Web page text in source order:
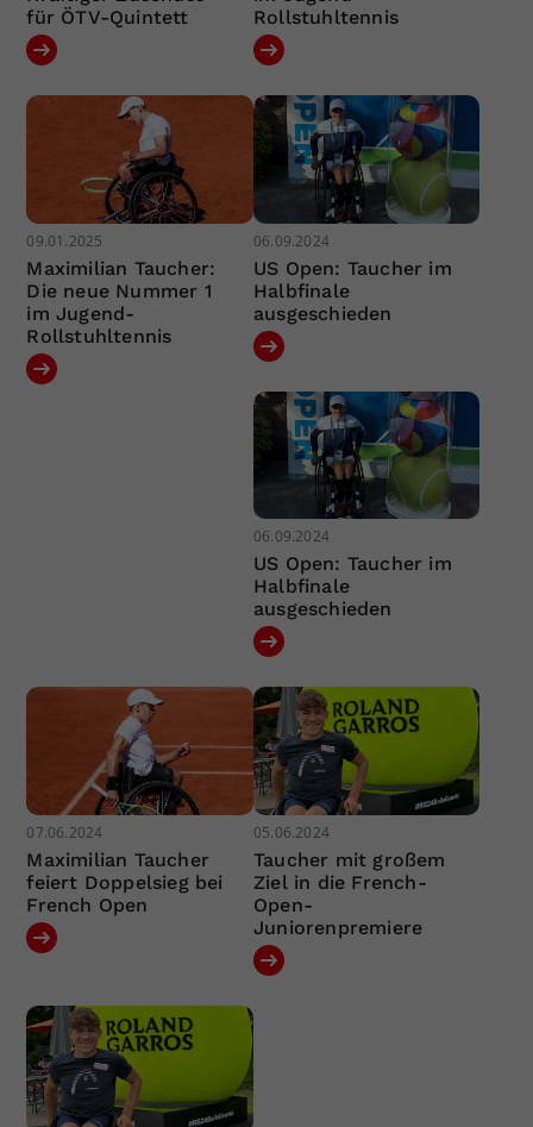
für ÖTV-Quintett
Rollstuhltennis
09.01.2025
Maximilian Taucher:
Die neue Nummer 1
im Jugend-
Rollstuhltennis
06.09.2024
US Open: Taucher im
Halbfinale
ausgeschieden
06.09.2024
US Open: Taucher im
Halbfinale
ausgeschieden
07.06.2024
Maximilian Taucher
feiert Doppelsieg bei
French Open
05.06.2024
Taucher mit großem
Ziel in die French-
Open-
Juniorenpremiere